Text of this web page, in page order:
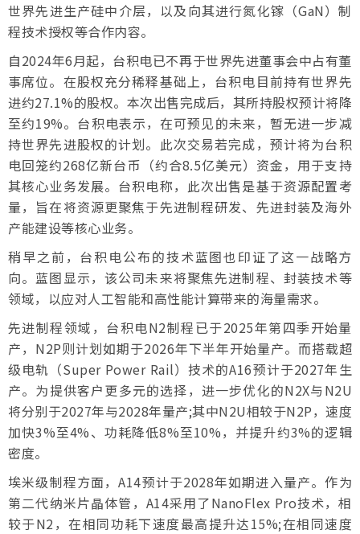
世界先进生产硅中介层，以及向其进行氮化镓（GaN）制
程技术授权等合作内容。
自2024年6月起，台积电已不再于世界先进董事会中占有董
事席位。在股权充分稀释基础上，台积电目前持有世界先
进约27.1%的股权。本次出售完成后，其所持股权预计将降
至约19%。台积电表示，在可预见的未来，暂无进一步减
持世界先进股权的计划。此次交易若完成，预计将为台积
电回笼约268亿新台币（约合8.5亿美元）资金，用于支持
其核心业务发展。台积电称，此次出售是基于资源配置考
量，旨在将资源更聚焦于先进制程研发、先进封装及海外
产能建设等核心业务。
稍早之前，台积电公布的技术蓝图也印证了这一战略方
向。蓝图显示，该公司未来将聚焦先进制程、封装技术等
领域，以应对人工智能和高性能计算带来的海量需求。
先进制程领域，台积电N2制程已于2025年第四季开始量
产，N2P则计划如期于2026年下半年开始量产。而搭载超
级电轨（Super Power Rail）技术的A16预计于2027年生
产。为提供客户更多元的选择，进一步优化的N2X与N2U
将分别于2027年与2028年量产;其中N2U相较于N2P，速度
加快3%至4%、功耗降低8%至10%，并提升约3%的逻辑
密度。
埃米级制程方面，A14预计于2028年如期进入量产。作为
第二代纳米片晶体管，A14采用了NanoFlex Pro技术，相
较于N2，在相同功耗下速度最高提升达15%;在相同速度